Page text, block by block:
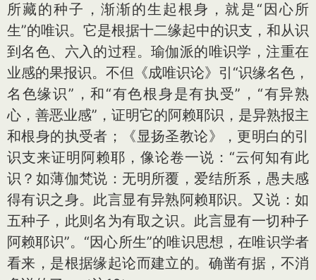
所藏的种子，渐渐的生起根身，就是“因心所
生”的唯识。它是根据十二缘起中的识支，和从识
到名色、六入的过程。瑜伽派的唯识学，注重在
业感的果报识。不但《成唯识论》引“识缘名色，
名色缘识”，和“有色根身是有执受”，“有异熟
心，善恶业感”，证明它的阿赖耶识，是异熟报主
和根身的执受者；《显扬圣教论》，更明白的引
识支来证明阿赖耶，像论卷一说：“云何知有此
识？如薄伽梵说：无明所覆，爱结所系，愚夫感
得有识之身。此言显有异熟阿赖耶识。又说：如
五种子，此则名为有取之识。此言显有一切种子
阿赖耶识”。“因心所生”的唯识思想，在唯识学者
看来，是根据缘起论而建立的。确凿有据，不消